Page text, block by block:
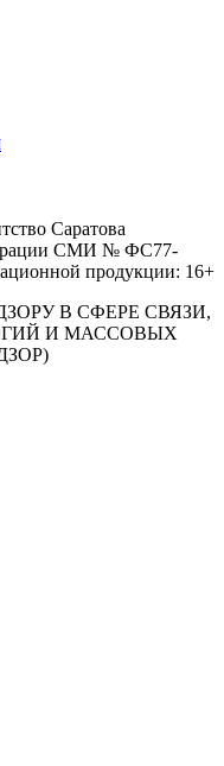
Саратова
СМИ № ФС77-
продукции: 16+
В СФЕРЕ СВЯЗИ,
И МАССОВЫХ